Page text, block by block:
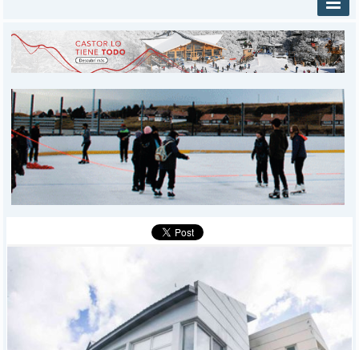
INICIO
PROVINCIALES
DEPORTES
POLICIALES
I-DIARIO
MÁS
BÚSQUEDA